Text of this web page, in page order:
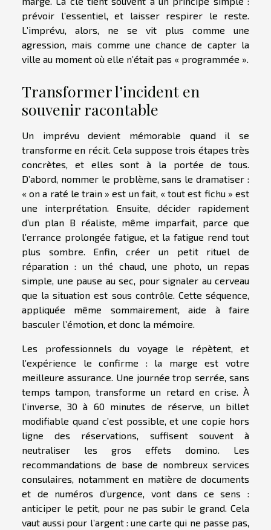
prévoir l’essentiel, et laisser respirer le reste.
L’imprévu, alors, ne se vit plus comme une
agression, mais comme une chance de capter la
ville au moment où elle n’était pas « programmée ».
Transformer l’incident en
souvenir racontable
Un imprévu devient mémorable quand il se
transforme en récit. Cela suppose trois étapes très
concrètes, et elles sont à la portée de tous.
D’abord, nommer le problème, sans le dramatiser :
« on a raté le train » est un fait, « tout est fichu » est
une interprétation. Ensuite, décider rapidement
d’un plan B réaliste, même imparfait, parce que
l’errance prolongée fatigue, et la fatigue rend tout
plus sombre. Enfin, créer un petit rituel de
réparation : un thé chaud, une photo, un repas
simple, une pause au sec, pour signaler au cerveau
que la situation est sous contrôle. Cette séquence,
appliquée même sommairement, aide à faire
basculer l’émotion, et donc la mémoire.
Les professionnels du voyage le répètent, et
l’expérience le confirme : la marge est votre
meilleure assurance. Une journée trop serrée, sans
temps tampon, transforme un retard en crise. À
l’inverse, 30 à 60 minutes de réserve, un billet
modifiable quand c’est possible, et une copie hors
ligne des réservations, suffisent souvent à
neutraliser les gros effets domino. Les
recommandations de base de nombreux services
consulaires, notamment en matière de documents
et de numéros d’urgence, vont dans ce sens :
anticiper le petit, pour ne pas subir le grand. Cela
vaut aussi pour l’argent : une carte qui ne passe pas,